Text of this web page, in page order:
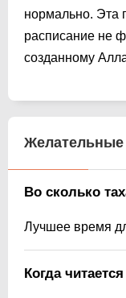
нормально. Эта
расписание не
созданному
Во сколько
Лучшее время
Когда